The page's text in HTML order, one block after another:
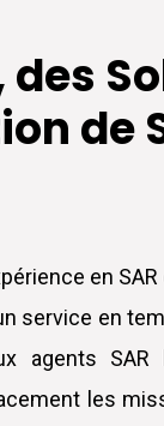
de
en
service en
agents
les